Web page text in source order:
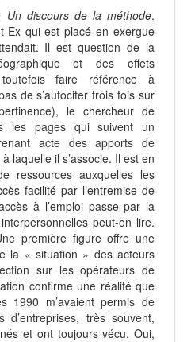
Un discours de la méthode.
Ex qui est placé en exergue
Il est question de la
et des effets
toutefois faire référence à
de s’autociter trois fois sur
le chercheur de
les pages qui suivent un
acte des apports de
laquelle il s’associe. Il est en
ressources auxquelles les
facilité par l’entremise de
à l’emploi passe par la
peut-on lire.
première figure offre une
la « situation » des acteurs
sur les opérateurs de
confirme une réalité que
1990 m’avaient permis de
très souvent,
et ont toujours vécu. Oui,